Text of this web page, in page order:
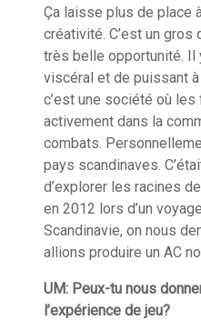
Ça laisse plus de place
créativité. C’est un gros
très belle opportunité. Il
viscéral et de puissant à
c’est une société où
activement dans la
combats.
pays scandinaves.
d’explorer les racines de
en 2012 lors d’un
Scandinavie, on nous
allions produire un AC
UM: Peux-tu nous
l’expérience de jeu?